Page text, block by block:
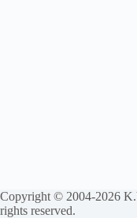
Copyright © 2004-2026
rights reserved.